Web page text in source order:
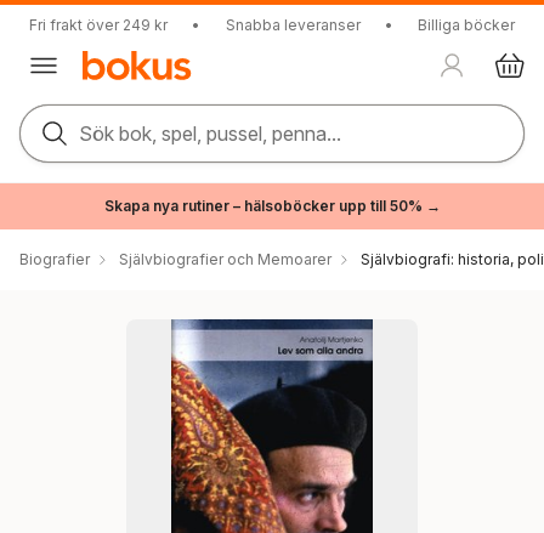
Fri frakt över 249 kr • Snabba leveranser • Billiga böcker
Sök bok, spel, pussel, penna...
Skapa nya rutiner – hälsoböcker upp till 50% →
Biografier Självbiografier och Memoarer Självbiografi: historia,